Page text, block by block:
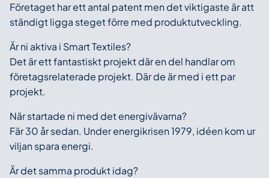
Företaget har ett antal patent men det viktigaste är att
ständigt ligga steget förre med produktutveckling.
Är ni aktiva i Smart Textiles?
Det är ett fantastiskt projekt där en del handlar om
företagsrelaterade projekt. Där de är med i ett par
projekt.
När startade ni med det energivävarna?
Fär 30 år sedan. Under energikrisen 1979, idéen kom ur
viljan spara energi.
Är det samma produkt idag?